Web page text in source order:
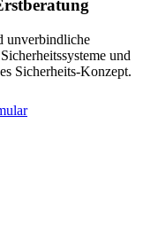
unverbindliche
und
Sicherheits-Konzept.